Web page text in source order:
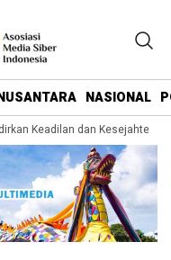
NASIONAL
Keadilan dan Kesejahteraan